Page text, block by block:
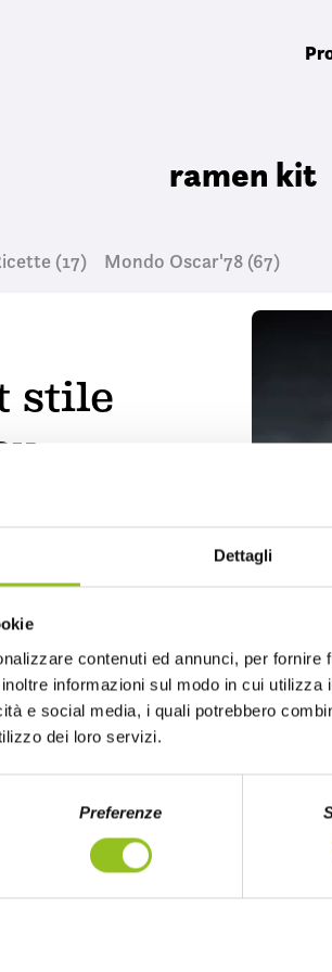
Dettagli
contenuti ed annunci, per
informazioni sul modo in cui
e social media, i quali potrebbero
dei loro servizi.
Preferenze
ramen kit
(17) Mondo Oscar'78 (67)
stile
e distribuito
gusto del ramen
nord-ovest della
noodles freschi
Il piatto
musulmana
delle culture